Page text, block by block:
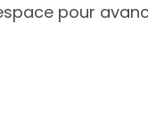
pour